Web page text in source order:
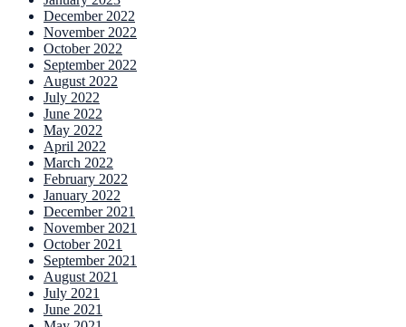
December 2022
November 2022
October 2022
September 2022
August 2022
July 2022
June 2022
May 2022
April 2022
March 2022
February 2022
January 2022
December 2021
November 2021
October 2021
September 2021
August 2021
July 2021
June 2021